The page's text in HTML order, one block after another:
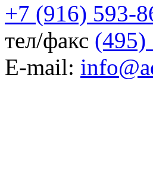
+7 (916) 593-
тел/факс (495)
E-mail: